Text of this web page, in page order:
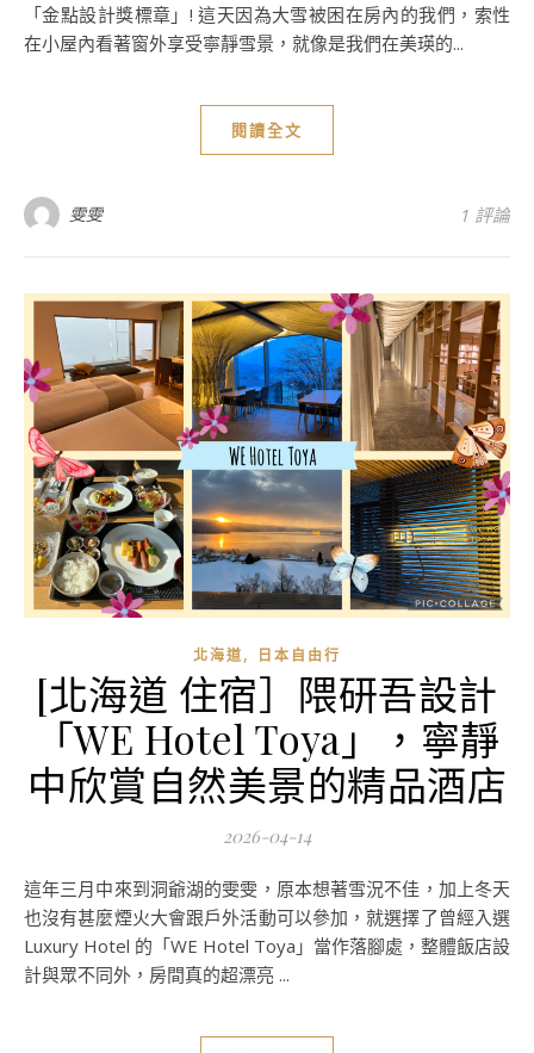
「金點設計獎標章」! 這天因為大雪被困在房內的我們，索性
在小屋內看著窗外享受寧靜雪景，就像是我們在美瑛的...
閱讀全文
雯雯 1 評論
北海道, 日本自由行
[北海道 住宿］隈研吾設計
「WE Hotel Toya」，寧靜
中欣賞自然美景的精品酒店
2026-04-14
這年三月中來到洞爺湖的雯雯，原本想著雪況不佳，加上冬天
也沒有甚麼煙火大會跟戶外活動可以參加，就選擇了曾經入選
Luxury Hotel 的「WE Hotel Toya」當作落腳處，整體飯店設
計與眾不同外，房間真的超漂亮 ...